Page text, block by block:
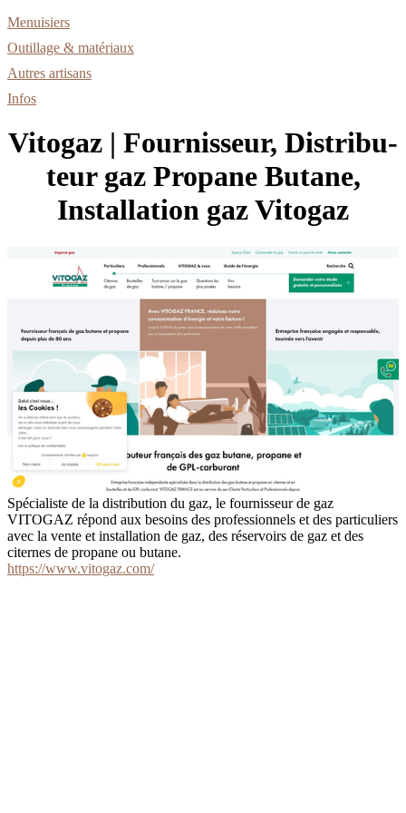
Menuisiers
Outillage & matériaux
Autres artisans
Infos
Vitogaz | Fournisseur, Distribu­
teur gaz Propane Butane,
Instal­la­tion gaz Vitogaz
Spécialiste de la distribution du gaz, le fournisseur de gaz
VITOGAZ répond aux besoins des professionnels et des particuliers
avec la vente et installation de gaz, des réservoirs de gaz et des
citernes de propane ou butane.
https://www.vitogaz.com/